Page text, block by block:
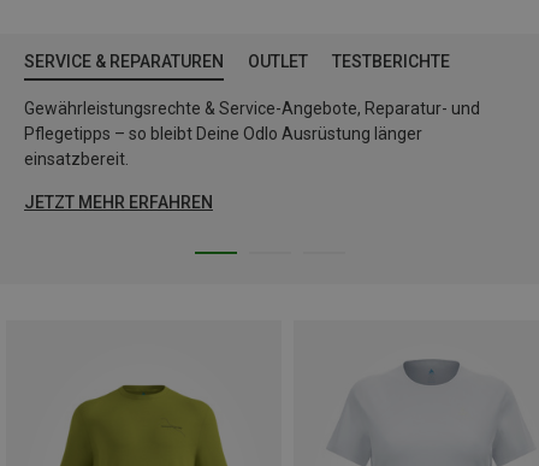
SERVICE & REPARATUREN OUTLET TESTBERICHTE
Gewährleistungsrechte & Service-Angebote, Reparatur- und
Pflegetipps – so bleibt Deine Odlo Ausrüstung länger
einsatzbereit.
JETZT MEHR ERFAHREN